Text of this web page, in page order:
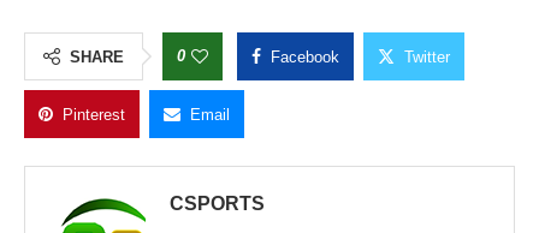
SHARE 0 Facebook Twitter
Pinterest Email
CSPORTS